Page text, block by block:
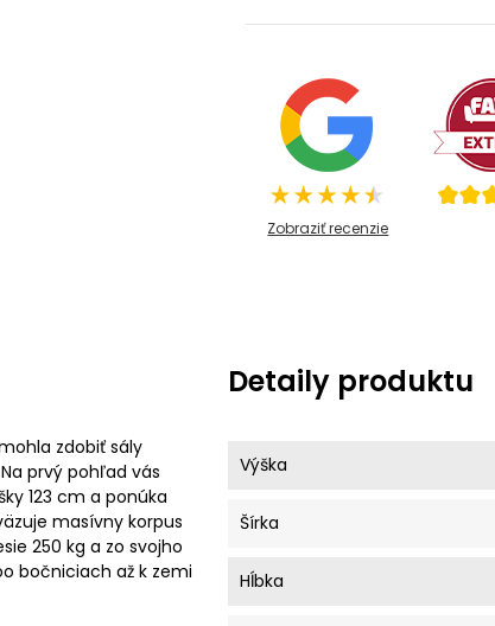
Zobraziť recenzie
zdobiť sály
prvý pohľad vás
123 cm a ponúka
masívny korpus
250 kg a zo svojho
bočniciach až k zemi
Detaily produktu
Výška
Šírka
Hĺbka